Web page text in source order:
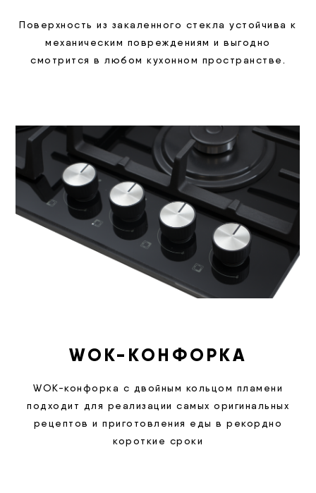
Поверхность из закаленного стекла устойчива к
механическим повреждениям и выгодно
смотрится в любом кухонном пространстве.
WOK-КОНФОРКА
WOK-конфорка с двойным кольцом пламени
подходит для реализации самых оригинальных
рецептов и приготовления еды в рекордно
короткие сроки